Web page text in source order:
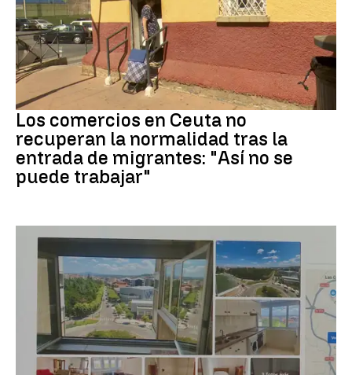
Crisis migrantes
Los comercios en Ceuta no
recuperan la normalidad tras la
entrada de migrantes: "Así no se
puede trabajar"